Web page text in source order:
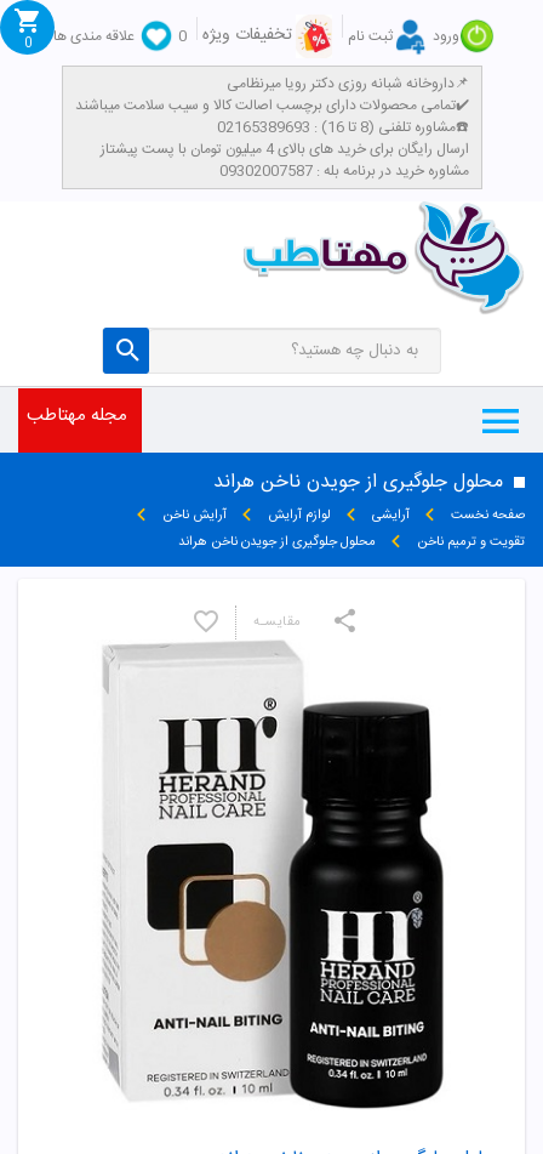
ورود ثبت نام تخفیفات ویژه 0
علاقه مندی ها
داروخانه شبانه روزی دکتر رویا میرنظامی📌
تمامی محصولات دارای برچسب اصالت کالا و سیب سلامت میباشند✔️
مشاوره تلفنی (8 تا 16) : 02165389693☎️
​ارسال رایگان برای خرید های بالای 4 میلیون تومان با پست پیشتاز
مشاوره خرید در برنامه بله : 09302007587
0
مجله مهتاطب
محلول جلوگیری از جویدن ناخن هراند
صفحه نخست آرایشی لوازم آرایش
آرایش ناخن
تقویت و ترمیم ناخن
محلول جلوگیری از جویدن ناخن هراند
مقایسـه